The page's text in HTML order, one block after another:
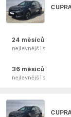
24 měsíců
nejlevnější s
36 měsíců
nejlevnější s